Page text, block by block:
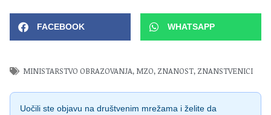
FACEBOOK WHATSAPP
MINISTARSTVO OBRAZOVANJA, MZO, ZNANOST, ZNANSTVENICI
Uočili ste objavu na društvenim mrežama i želite da